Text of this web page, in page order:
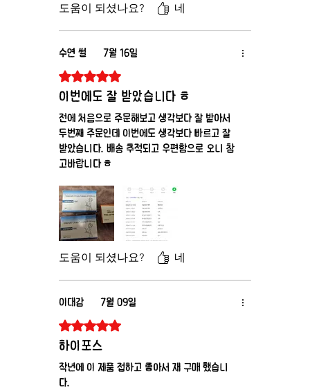
도움이 되셨나요? 네
수연 썰 7월 16일
별점 5점 중 5점을 주었습니다.
이번에도 잘 받았습니다 ㅎ
전에 처음으로 주문해보고 생각보다 잘 받아서
두번째 주문인데 이번에도 생각보다 빠르고 잘
받았습니다. 배송 추적되고 우편함으로 오니 참
고바랍니다 ㅎ
도움이 되셨나요? 네
이대감 7월 09일
별점 5점 중 5점을 주었습니다.
하이포스
작년에 이 제품 접하고 좋아서 재 구매 했습니
다.